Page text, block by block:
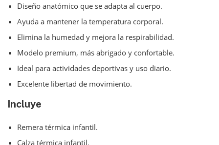
Diseño anatómico que se adapta al cuerpo.
Ayuda a mantener la temperatura corporal.
Elimina la humedad y mejora la respirabilidad.
Modelo premium, más abrigado y confortable.
Ideal para actividades deportivas y uso diario.
Excelente libertad de movimiento.
Incluye
Remera térmica infantil.
Calza térmica infantil.